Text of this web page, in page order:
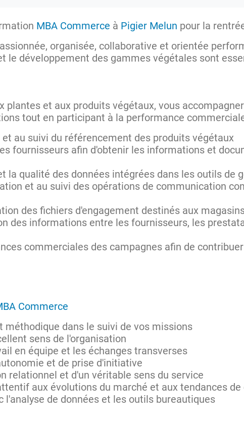
MBA Commerce à Pigier Melun pour la
organisée, collaborative et orientée
le développement des gammes végétales sont
plantes et aux produits végétaux, vous
tout en participant à la performance
au suivi du référencement des produits végétaux
fournisseurs afin d'obtenir les informations et
la qualité des données intégrées dans les outils de
et au suivi des opérations de communication
des fichiers d'engagement destinés aux
des informations entre les fournisseurs, les
commerciales des campagnes afin de
Commerce
méthodique dans le suivi de vos missions
sens de l'organisation
en équipe et les échanges transverses
et de prise d'initiative
relationnel et d'un véritable sens du service
aux évolutions du marché et aux tendances
l'analyse de données et les outils bureautiques